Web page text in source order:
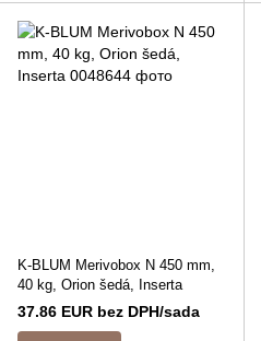
K-BLUM Merivobox N 450 mm,
40 kg, Orion šedá, Inserta
37.86 EUR bez DPH/sada